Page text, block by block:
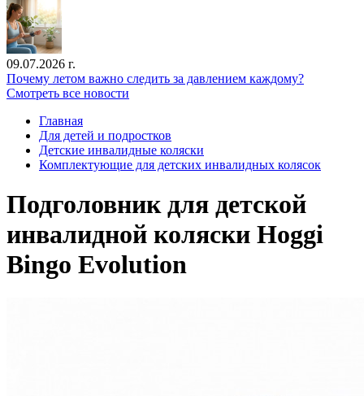
09.07.2026 г.
Почему летом важно следить за давлением каждому?
Смотреть все новости
Главная
Для детей и подростков
Детские инвалидные коляски
Комплектующие для детских инвалидных колясок
Подголовник для детской
инвалидной коляски Hoggi
Bingo Evolution